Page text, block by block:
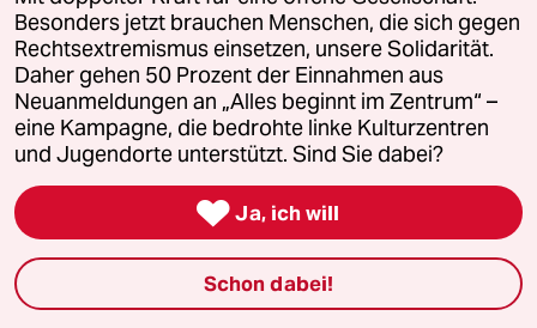
Waldbrände
Verlag
Aktuelles
Die Seitenwende
Besonders jetzt brauchen Menschen, die sich gegen
Rechtsextremismus einsetzen, unsere Solidarität.
Daher gehen 50 Prozent der Einnahmen aus
Neuanmeldungen an „Alles beginnt im Zentrum“ –
eine Kampagne, die bedrohte linke Kulturzentren
und Jugendorte unterstützt. Sind Sie dabei?
 Ja, ich will
Schon dabei!